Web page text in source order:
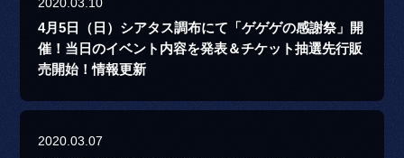
2020.03.10
4月5日（日）シアタス調布にて「ゲゲゲの感謝祭」開
催！当日のイベント内容を発表＆チケット抽選先行販
売開始！情報更新
2020.03.07